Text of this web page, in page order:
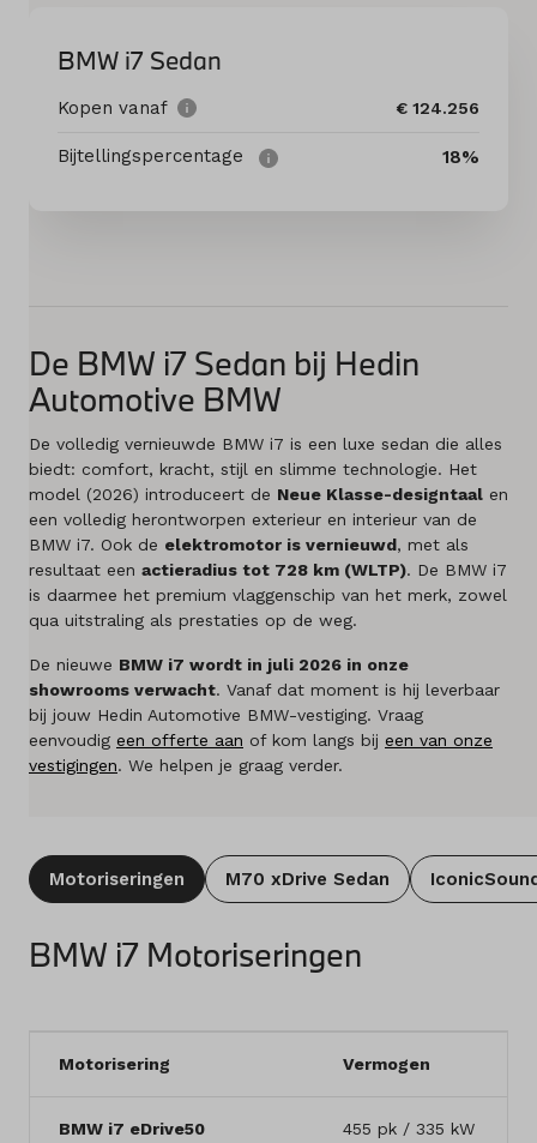
Acties
Mijn account
Vergelijken
Vestigingen
Merken
Diensten
Over ons
Kennis & advies
Nederlands
BMW i7 Sedan
Kopen vanaf € 124.256
Bijtellingspercentage 18%
De BMW i7 Sedan bij Hedin
Automotive BMW
De volledig vernieuwde BMW i7 is een luxe sedan die alles
biedt: comfort, kracht, stijl en slimme technologie. Het
model (2026) introduceert de Neue Klasse-designtaal en
een volledig herontworpen exterieur en interieur van de
BMW i7. Ook de elektromotor is vernieuwd, met als
resultaat een actieradius tot 728 km (WLTP). De BMW i7
is daarmee het premium vlaggenschip van het merk, zowel
qua uitstraling als prestaties op de weg.
De nieuwe BMW i7 wordt in juli 2026 in onze
showrooms verwacht. Vanaf dat moment is hij leverbaar
bij jouw Hedin Automotive BMW-vestiging. Vraag
eenvoudig een offerte aan of kom langs bij een van onze
vestigingen. We helpen je graag verder.
Motoriseringen M70 xDrive Sedan
BMW i7 Motoriseringen
Motorisering Vermogen
BMW i7 eDrive50 455 pk / 335 kW